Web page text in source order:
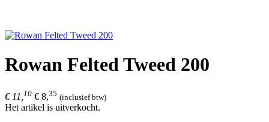
Rowan Felted Tweed 200
€ 11, 10 € 8,35 (inclusief btw)
Het artikel is uitverkocht.